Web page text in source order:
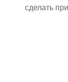
сделать